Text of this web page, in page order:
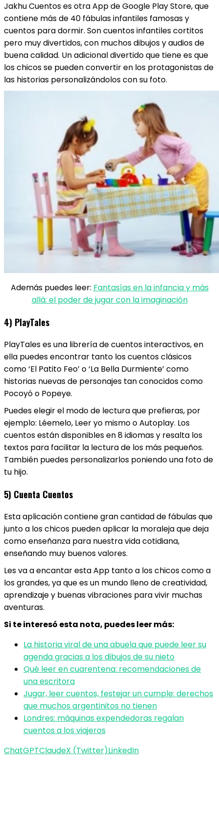
Jakhu Cuentos es otra App de Google Play Store, que
contiene más de 40 fábulas infantiles famosas y
cuentos para dormir. Son cuentos infantiles cortitos
pero muy divertidos, con muchos dibujos y audios de
buena calidad. Un adicional divertido que tiene es que
los chicos se pueden convertir en los protagonistas de
las historias personalizándolos con su foto.
Además puedes leer: Fantasías en la infancia y más
allá: el poder de jugar con la imaginación
4) PlayTales
PlayTales es una librería de cuentos interactivos, en
ella puedes encontrar tanto los cuentos clásicos
como ‘El Patito Feo’ o ‘La Bella Durmiente’ como
historias nuevas de personajes tan conocidos como
Pocoyó o Popeye.
Puedes elegir el modo de lectura que prefieras, por
ejemplo: Léemelo, Leer yo mismo o Autoplay. Los
cuentos están disponibles en 8 idiomas y resalta los
textos para facilitar la lectura de los más pequeños.
También puedes personalizarlos poniendo una foto de
tu hijo.
5) Cuenta Cuentos
Esta aplicación contiene gran cantidad de fábulas que
junto a los chicos pueden aplicar la moraleja que deja
como enseñanza para nuestra vida cotidiana,
enseñando muy buenos valores.
Les va a encantar esta App tanto a los chicos como a
los grandes, ya que es un mundo lleno de creatividad,
aprendizaje y buenas vibraciones para vivir muchas
aventuras.
Si te interesó esta nota, puedes leer más:
La historia viral de una abuela que puede leer su
agenda gracias a los dibujos de su nieto
Qué leer en cuarentena: recomendaciones de
una escritora
Jugar, leer cuentos, festejar un cumple: derechos
que muchos argentinitos no tienen
Londres: máquinas expendedoras regalan
cuentos a los viajeros
ChatGPTClaudeX (Twitter)LinkedIn